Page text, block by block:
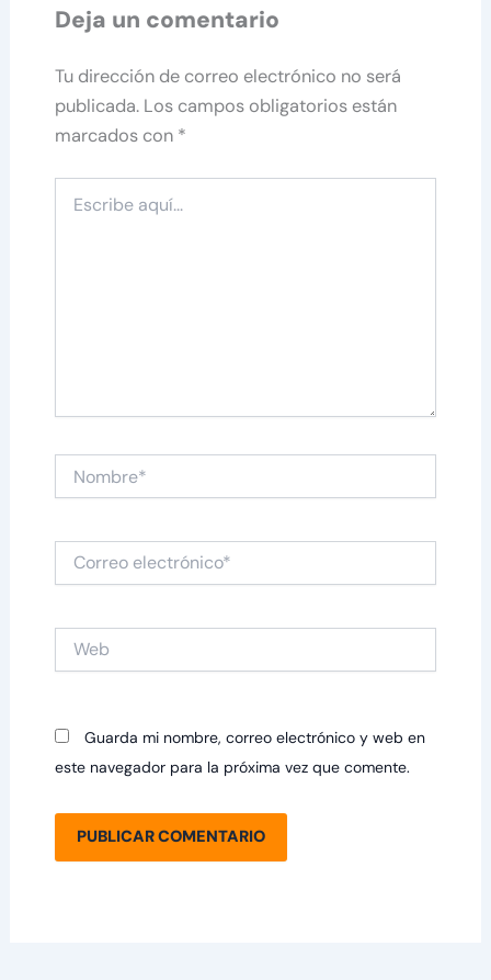
Deja un comentario
Tu dirección de correo electrónico no será
publicada. Los campos obligatorios están
marcados con *
aquí...
Correo
electrónico*
Guarda mi nombre, correo electrónico y web en
este navegador para la próxima vez que comente.